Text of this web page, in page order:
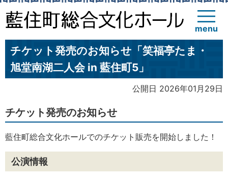
menu
チケット発売のお知らせ「笑福亭たま・
旭堂南湖二人会 in 藍住町5」
公開日 2026年01月29日
チケット発売のお知らせ
藍住町総合文化ホールでのチケット販売を開始しました！
公演情報